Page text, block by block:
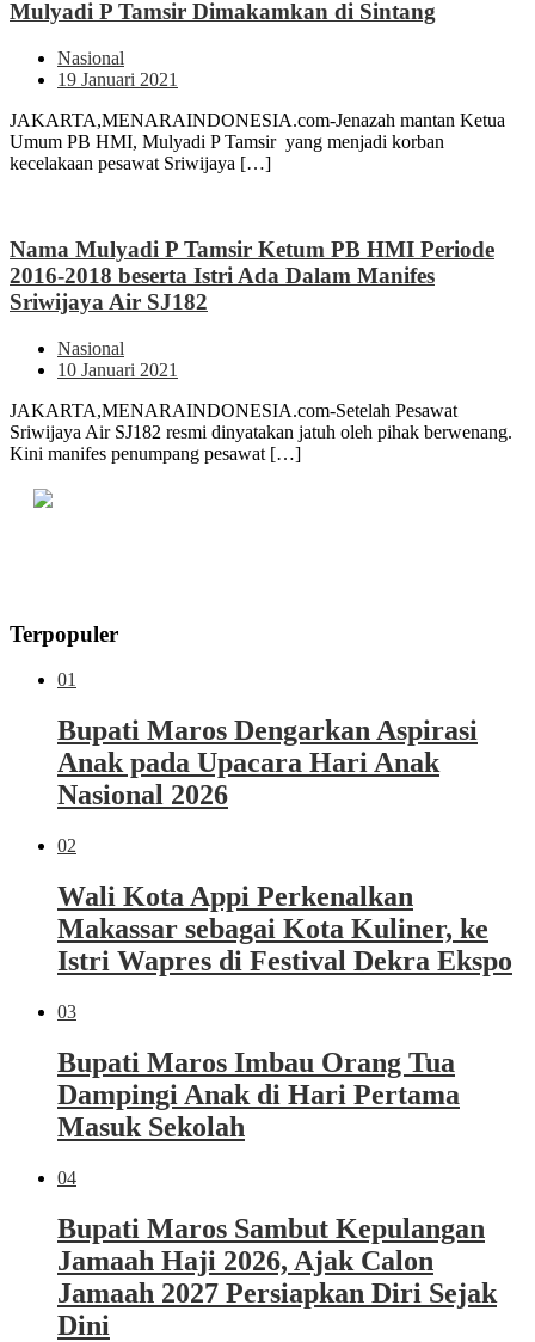
Mulyadi P Tamsir Dimakamkan di Sintang
Nasional
19 Januari 2021
JAKARTA,MENARAINDONESIA.com-Jenazah mantan Ketua
Umum PB HMI, Mulyadi P Tamsir yang menjadi korban
kecelakaan pesawat Sriwijaya […]
Nama Mulyadi P Tamsir Ketum PB HMI Periode
2016-2018 beserta Istri Ada Dalam Manifes
Sriwijaya Air SJ182
Nasional
10 Januari 2021
JAKARTA,MENARAINDONESIA.com-Setelah Pesawat
Sriwijaya Air SJ182 resmi dinyatakan jatuh oleh pihak berwenang.
Kini manifes penumpang pesawat […]
Terpopuler
01
Bupati Maros Dengarkan Aspirasi
Anak pada Upacara Hari Anak
Nasional 2026
02
Wali Kota Appi Perkenalkan
Makassar sebagai Kota Kuliner, ke
Istri Wapres di Festival Dekra Ekspo
03
Bupati Maros Imbau Orang Tua
Dampingi Anak di Hari Pertama
Masuk Sekolah
04
Bupati Maros Sambut Kepulangan
Jamaah Haji 2026, Ajak Calon
Jamaah 2027 Persiapkan Diri Sejak
Dini